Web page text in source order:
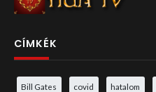
CÍMKÉK
Bill Gates covid hatalom